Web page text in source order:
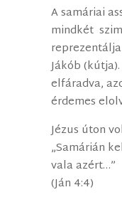
A samáriai
mindkét
Jákób
elfáradva,
érdemes
Jézus úton
„Samárián
vala azért…”
(Ján 4:4)